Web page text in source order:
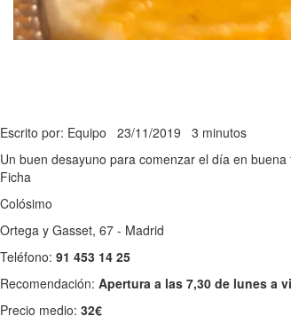
Escrito por: Equipo 23/11/2019 3 minutos
Un buen desayuno para comenzar el día en
Ficha
Colósimo
Ortega y Gasset, 67 - Madrid
Teléfono: 91 453 14 25
Recomendación: Apertura a las 7,30 de lunes a
Precio medio: 32€